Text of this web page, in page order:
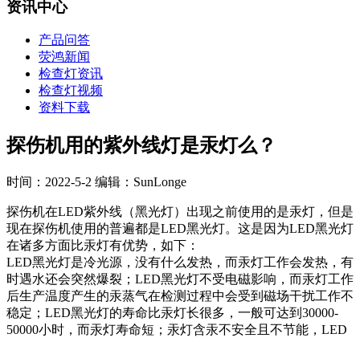
资讯中心
产品问答
荧鸿新闻
检查灯资讯
检查灯视频
资料下载
探伤机用的紫外线灯是汞灯么？
时间：2022-5-2 编辑：SunLonge
探伤机在LED紫外线（黑光灯）出现之前使用的是汞灯，但是
现在探伤机使用的普遍都是LED黑光灯。这是因为LED黑光灯
在诸多方面比汞灯有优势，如下：
LED黑光灯是冷光源，没有什么发热，而汞灯工作会发热，有
时遇水还会突然爆裂；LED黑光灯不受电磁影响，而汞灯工作
后生产温度产生的汞蒸气在检测过程中会受到磁场干扰工作不
稳定；LED黑光灯的寿命比汞灯长很多，一般可达到30000-
50000小时，而汞灯寿命短；汞灯含汞不安全且不节能，LED